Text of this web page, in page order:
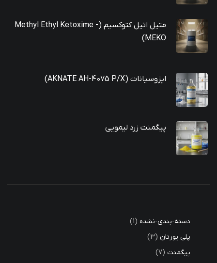
متیل اتیل کتوکسیم (Methyl Ethyl Ketoxime -
MEKO)
ایزوسیانات (AKNATE AH-4075 P/X)
پیگمنت زرد لیمویی
دسته-بندی-نشده
1
پلی یورتان 3
پیگمنت 7